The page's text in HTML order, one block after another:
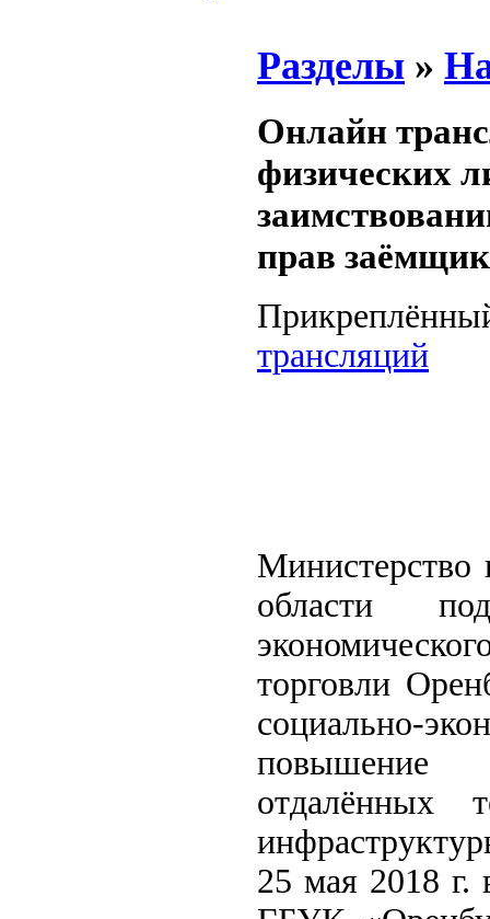
Разделы »
Онлайн
физических
прав
трансляций
Министерство
области
торговли
социально-
повышение
отдалённых
25 мая 2018 г.